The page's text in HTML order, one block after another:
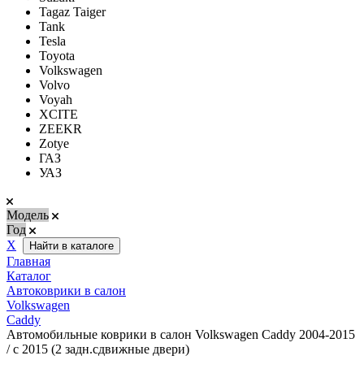
Tagaz Taiger
Tank
Tesla
Toyota
Volkswagen
Volvo
Voyah
XCITE
ZEEKR
Zotye
ГАЗ
УАЗ
Модель
Год
Х
Найти в каталоге
Главная
Каталог
Автоковрики в салон
Volkswagen
Caddy
Автомобильные коврики в салон Volkswagen Caddy 2004-2015
/ с 2015 (2 задн.сдвижные двери)